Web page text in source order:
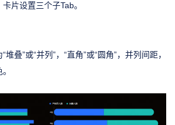
片设置三个子Tab。
叠”或“并列”，“直角”或“圆角”，并列间距，